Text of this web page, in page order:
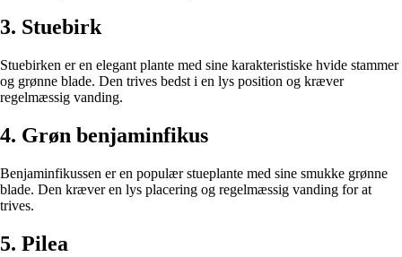
3. Stuebirk
Stuebirken er en elegant plante med sine karakteristiske hvide stammer
og grønne blade. Den trives bedst i en lys position og kræver
regelmæssig vanding.
4. Grøn benjaminfikus
Benjaminfikussen er en populær stueplante med sine smukke grønne
blade. Den kræver en lys placering og regelmæssig vanding for at
trives.
5. Pilea